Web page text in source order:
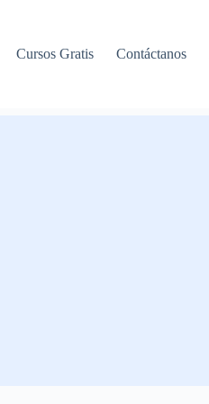
Cursos Gratis Contáctanos